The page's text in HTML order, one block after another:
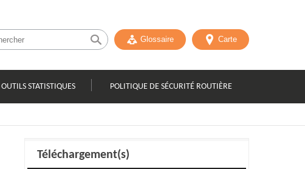
Glossaire Carte
OUTILS STATISTIQUES POLITIQUE DE SÉCURITÉ ROUTIÈRE
Téléchargement(s)